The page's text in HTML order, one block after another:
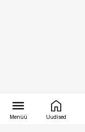
Menüü Uudised